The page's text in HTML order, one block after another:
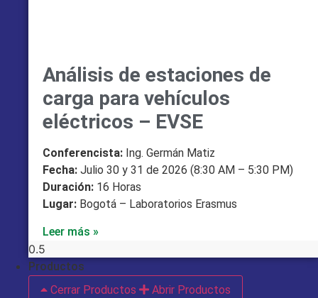
Análisis de estaciones de
carga para vehículos
eléctricos – EVSE
Conferencista: Ing. Germán Matiz
Fecha: Julio 30 y 31 de 2026 (8:30 AM – 5:30 PM)
Duración: 16 Horas
Lugar: Bogotá – Laboratorios Erasmus
Leer más »
Productos
Cerrar Productos
Abrir Productos